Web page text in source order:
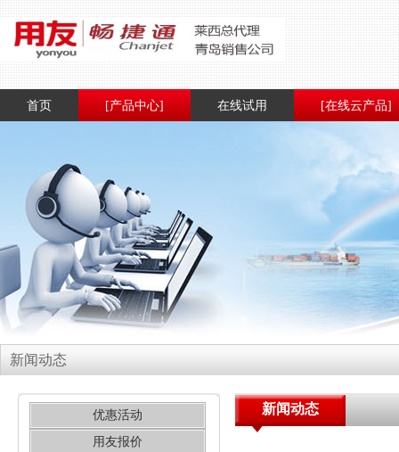
首页 [产品中心] 在线试用 [在线云产品]
新闻动态
优惠活动
用友报价
新闻动态